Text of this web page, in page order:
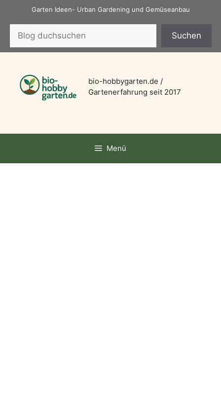
springen
Garten Ideen- Urban Gardening und Gemüseanbau
Suchen
bio-hobbygarten.de /
Gartenerfahrung seit 2017
Menü